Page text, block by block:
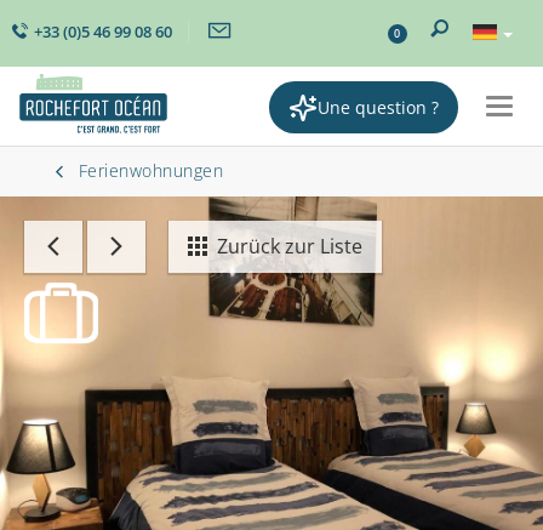
+33 (0)5 46 99 08 60 0
Une question ?
Ferienwohnungen
Zurück zur Liste